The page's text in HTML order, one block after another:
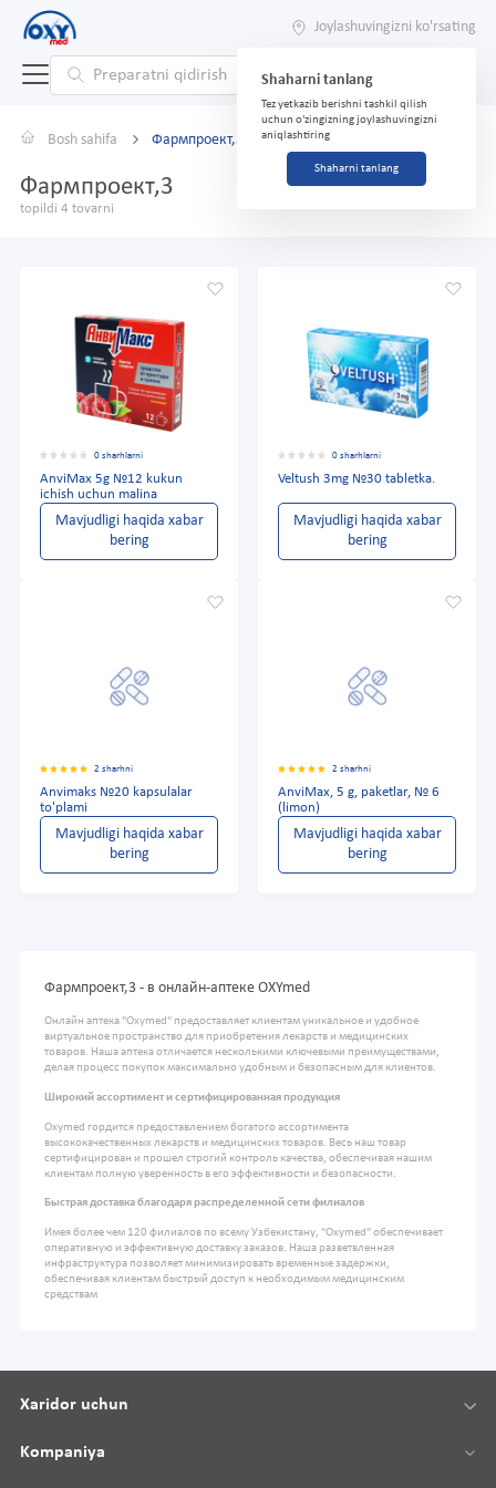
Joylashuvingizni ko'rsating
Shaharni tanlang
Tez yetkazib berishni tashkil qilish
uchun o'zingizning joylashuvingizni
aniqlashtiring
Shaharni tanlang
Bosh sahifa Фармпроект,3
Фармпроект,3
topildi 4 tovarni
0 sharhlarni
AnviMax 5g №12 kukun
ichish uchun malina
Mavjudligi haqida xabar
bering
0 sharhlarni
Veltush 3mg №30 tabletka.
Mavjudligi haqida xabar
bering
2 sharhni
Anvimaks №20 kapsulalar
to'plami
Mavjudligi haqida xabar
bering
2 sharhni
AnviMax, 5 g, paketlar, № 6
(limon)
Mavjudligi haqida xabar
bering
Фармпроект,3 - в онлайн-аптеке OXYmed
Онлайн аптека "Oxymed" предоставляет клиентам уникальное и удобное
виртуальное пространство для приобретения лекарств и медицинских
товаров. Наша аптека отличается несколькими ключевыми преимуществами,
делая процесс покупок максимально удобным и безопасным для клиентов.
Широкий ассортимент и сертифицированная продукция
Oxymed гордится предоставлением богатого ассортимента
высококачественных лекарств и медицинских товаров. Весь наш товар
сертифицирован и прошел строгий контроль качества, обеспечивая нашим
клиентам полную уверенность в его эффективности и безопасности.
Быстрая доставка благодаря распределенной сети филиалов
Имея более чем 120 филиалов по всему Узбекистану, "Oxymed" обеспечивает
оперативную и эффективную доставку заказов. Наша разветвленная
инфраструктура позволяет минимизировать временные задержки,
обеспечивая клиентам быстрый доступ к необходимым медицинским
средствам
Xaridor uchun
Kompaniya